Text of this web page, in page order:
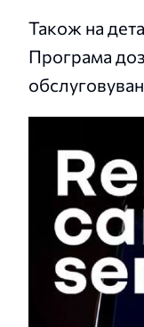
Також на
Програма